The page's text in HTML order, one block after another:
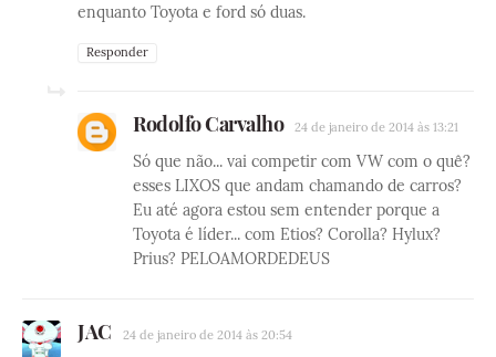
enquanto Toyota e ford só duas.
Responder
Rodolfo Carvalho 24 de janeiro de 2014 às 13:21
Só que não... vai competir com VW com o quê?
esses LIXOS que andam chamando de carros?
Eu até agora estou sem entender porque a
Toyota é líder... com Etios? Corolla? Hylux?
Prius? PELOAMORDEDEUS
JAC 24 de janeiro de 2014 às 20:54